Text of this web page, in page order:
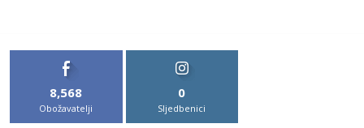
8,568
Obožavatelji
0
Sljedbenici